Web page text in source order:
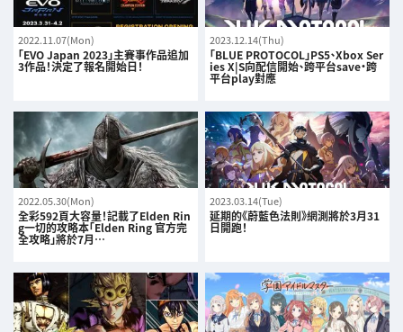
2022.11.07(Mon)
「EVO Japan 2023」主賽事作品追加
3作品！決定了報名開始日！
2023.12.14(Thu)
「BLUE PROTOCOL」PS5、Xbox Ser
ies X|S向配信開始、跨平台save・跨
平台play對應
2022.05.30(Mon)
全彩592頁大容量！記載了Elden Rin
g一切的攻略本「Elden Ring 官方完
全攻略」將於7月…
2023.03.14(Tue)
延期的《蔚藍色法則》網測將於3月31
日開跑！